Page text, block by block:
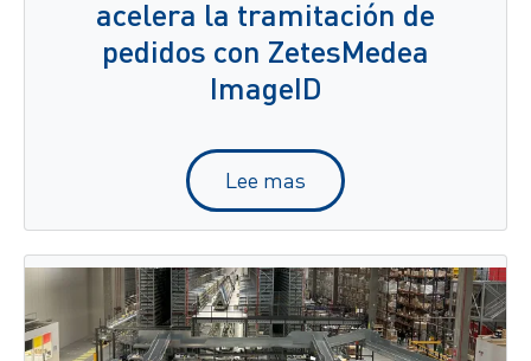
acelera la tramitación de
pedidos con ZetesMedea
ImageID
Lee mas